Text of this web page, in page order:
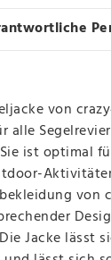
von
alle
ist optimal
von
Jacke lässt